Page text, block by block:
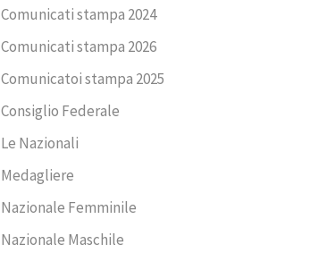
Comunicati stampa 2024
Comunicati stampa 2026
Comunicatoi stampa 2025
Consiglio Federale
Le Nazionali
Medagliere
Nazionale Femminile
Nazionale Maschile